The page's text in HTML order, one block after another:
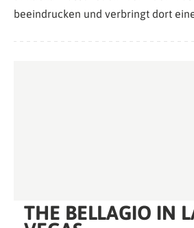
beeindrucken und verbringt dort
THE BELLAGIO IN